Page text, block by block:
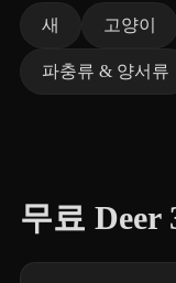
새 고양이
파충류 & 양서류
무료 Deer